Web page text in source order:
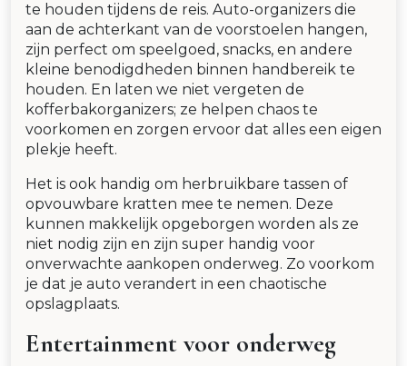
te houden tijdens de reis. Auto-organizers die
aan de achterkant van de voorstoelen hangen,
zijn perfect om speelgoed, snacks, en andere
kleine benodigdheden binnen handbereik te
houden. En laten we niet vergeten de
kofferbakorganizers; ze helpen chaos te
voorkomen en zorgen ervoor dat alles een eigen
plekje heeft.
Het is ook handig om herbruikbare tassen of
opvouwbare kratten mee te nemen. Deze
kunnen makkelijk opgeborgen worden als ze
niet nodig zijn en zijn super handig voor
onverwachte aankopen onderweg. Zo voorkom
je dat je auto verandert in een chaotische
opslagplaats.
Entertainment voor onderweg